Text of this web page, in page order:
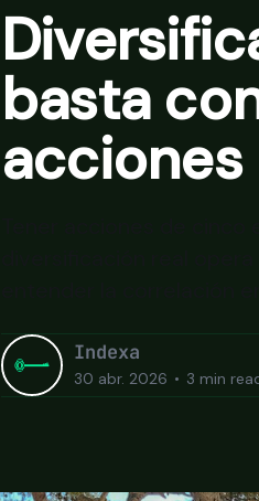
basta
acciones
Indexa
30 abr. 2026 • 3 min